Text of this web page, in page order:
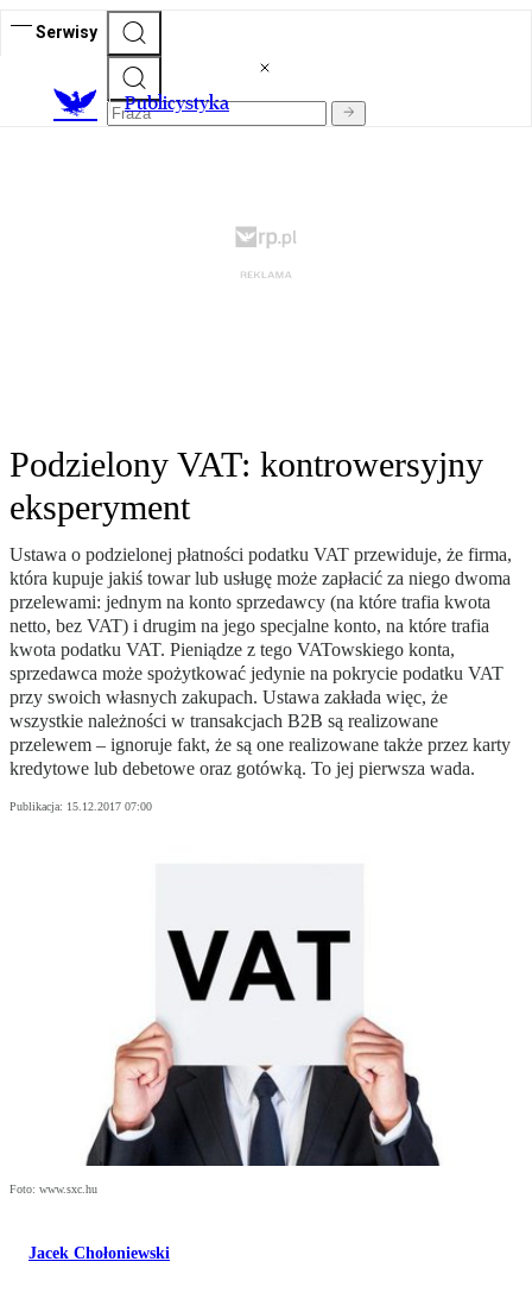
Serwisy
Publicystyka
Podzielony VAT: kontrowersyjny
eksperyment
Ustawa o podzielonej płatności podatku VAT przewiduje, że firma,
która kupuje jakiś towar lub usługę może zapłacić za niego dwoma
przelewami: jednym na konto sprzedawcy (na które trafia kwota
netto, bez VAT) i drugim na jego specjalne konto, na które trafia
kwota podatku VAT. Pieniądze z tego VATowskiego konta,
sprzedawca może spożytkować jedynie na pokrycie podatku VAT
przy swoich własnych zakupach. Ustawa zakłada więc, że
wszystkie należności w transakcjach B2B są realizowane
przelewem – ignoruje fakt, że są one realizowane także przez karty
kredytowe lub debetowe oraz gotówką. To jej pierwsza wada.
Publikacja: 15.12.2017 07:00
Foto: www.sxc.hu
Jacek Chołoniewski